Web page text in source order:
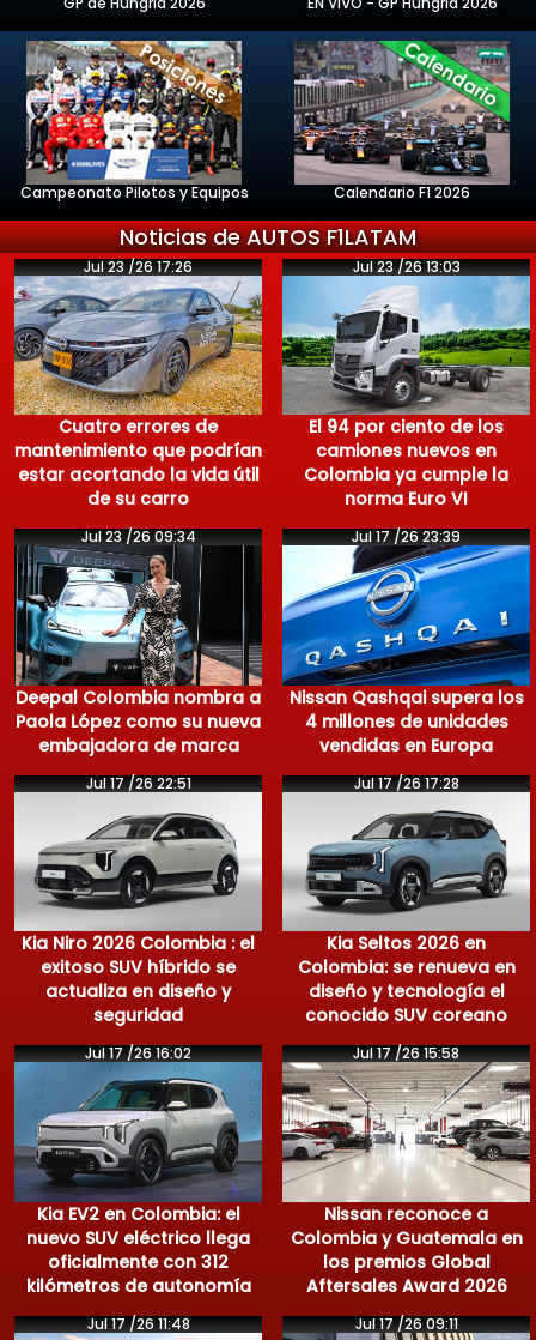
Campeonato Pilotos y Equipos Calendario F1 2026
Noticias de AUTOS F1LATAM
Jul 23 /26 17:26
Cuatro errores de
mantenimiento que podrían
estar acortando la vida útil
de su carro
Jul 23 /26 13:03
El 94 por ciento de los
camiones nuevos en
Colombia ya cumple la
norma Euro VI
Jul 23 /26 09:34
Deepal Colombia nombra a
Paola López como su nueva
embajadora de marca
Jul 17 /26 23:39
Nissan Qashqai supera los
4 millones de unidades
vendidas en Europa
Jul 17 /26 22:51
Kia Niro 2026 Colombia : el
exitoso SUV híbrido se
actualiza en diseño y
seguridad
Jul 17 /26 17:28
Kia Seltos 2026 en
Colombia: se renueva en
diseño y tecnología el
conocido SUV coreano
Jul 17 /26 16:02
Kia EV2 en Colombia: el
nuevo SUV eléctrico llega
oficialmente con 312
kilómetros de autonomía
Jul 17 /26 15:58
Nissan reconoce a
Colombia y Guatemala en
los premios Global
Aftersales Award 2026
Jul 17 /26 11:48 Jul 17 /26 09:11